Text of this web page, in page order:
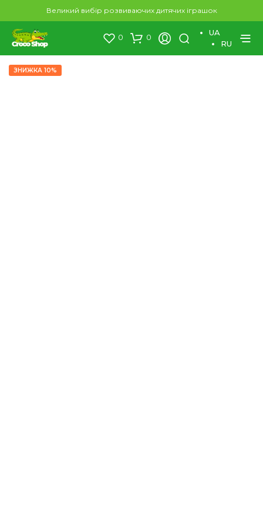
Великий вибір розвиваючих дитячих іграшок
0 0
UA
RU
ЗНИЖКА 10%